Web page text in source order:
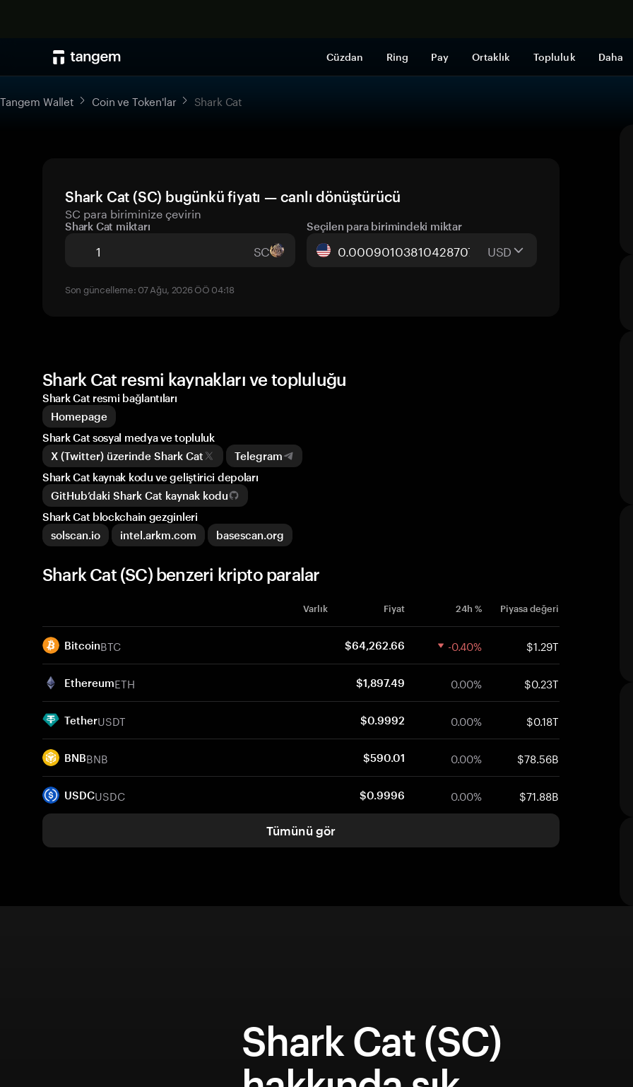
Cüzdan Ring Pay Ortaklık Topluluk Daha
Tangem Wallet Coin ve Token'lar Shark Cat
Shark Cat (SC) bugünkü fiyatı — canlı dönüştürücü
SC para biriminize çevirin
Shark Cat miktarı
SC
Seçilen para birimindeki miktar
USD
Son güncelleme: 07 Ağu, 2026 ÖÖ 04:18
Shark Cat resmi kaynakları ve topluluğu
Shark Cat resmi bağlantıları
Homepage
Shark Cat sosyal medya ve topluluk
X (Twitter) üzerinde Shark Cat
Telegram
Shark Cat kaynak kodu ve geliştirici depoları
GitHub’daki Shark Cat kaynak kodu
Shark Cat blockchain gezginleri
solscan.io
intel.arkm.com basescan.org
Shark Cat (SC) benzeri kripto paralar
Varlık Fiyat 24h % Piyasa değeri
BitcoinBTC $64,262.66 -0.40% $1.29T
EthereumETH $1,897.49 0.00% $0.23T
TetherUSDT $0.9992 0.00% $0.18T
BNBBNB $590.01 0.00% $78.56B
USDCUSDC $0.9996 0.00% $71.88B
Tümünü gör
Shark Cat (SC)